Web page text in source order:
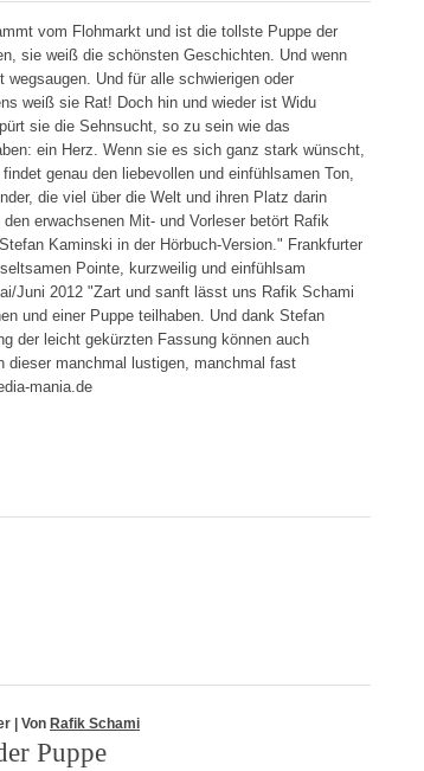
vom Flohmarkt und ist die tollste Puppe der
sie weiß die schönsten Geschichten. Und wenn
Und für alle schwierigen oder
weiß sie Rat! Doch hin und wieder ist Widu
sie die Sehnsucht, so zu sein wie das
ein Herz. Wenn sie es sich ganz stark wünscht,
genau den liebevollen und einfühlsamen Ton,
die viel über die Welt und ihren Platz darin
erwachsenen Mit- und Vorleser betört Rafik
Kaminski in der Hörbuch-Version." Frankfurter
Pointe, kurzweilig und einfühlsam
Juni 2012 "Zart und sanft lässt uns Rafik Schami
und einer Puppe teilhaben. Und dank Stefan
der leicht gekürzten Fassung können auch
dieser manchmal lustigen, manchmal fast
mania.de
| Von Rafik Schami
Puppe